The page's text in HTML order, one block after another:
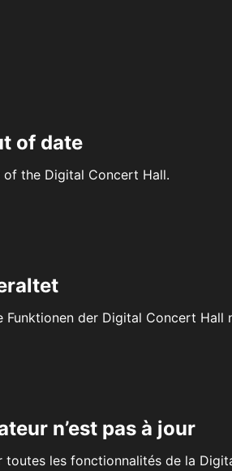
of date
the Digital Concert Hall.
der Digital Concert Hall
n’est pas à jour
les fonctionnalités de la